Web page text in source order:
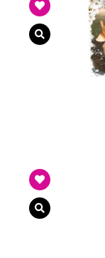
צפייה
צפייה